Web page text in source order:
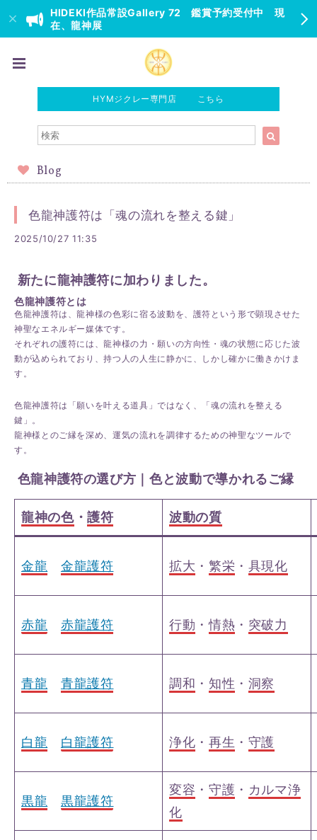
HIDEKI作品常設Gallery 72 鑑賞予約受付中 現
在、龍神展
HYMジクレー専門店 こちら
Blog
色龍神護符は「魂の流れを整える鍵」
2025/10/27 11:35
新たに龍神護符に加わりました。
色龍神護符とは
色龍神護符は、龍神様の色彩に宿る波動を、護符という形で顕現させた
神聖なエネルギー媒体です。
それぞれの護符には、龍神様の力・願いの方向性・魂の状態に応じた波
動が込められており、持つ人の人生に静かに、しかし確かに働きかけま
す。
色龍神護符は「願いを叶える道具」ではなく、「魂の流れを整える
鍵」。
龍神様とのご縁を深め、運気の流れを調律するための神聖なツールで
す。
色龍神護符の選び方｜色と波動で導かれるご縁
龍神の色・護符 波動の質
金龍 金龍護符 拡大 ・ 繁栄 ・ 具現化
赤龍 赤龍護符 行動 ・情熱 ・ 突破力
青龍 青龍護符 調和 ・ 知性 ・ 洞察
白龍 白龍護符 浄化 ・ 再生 ・ 守護
黒龍 黒龍護符
変容 ・ 守護 ・ カルマ浄
化